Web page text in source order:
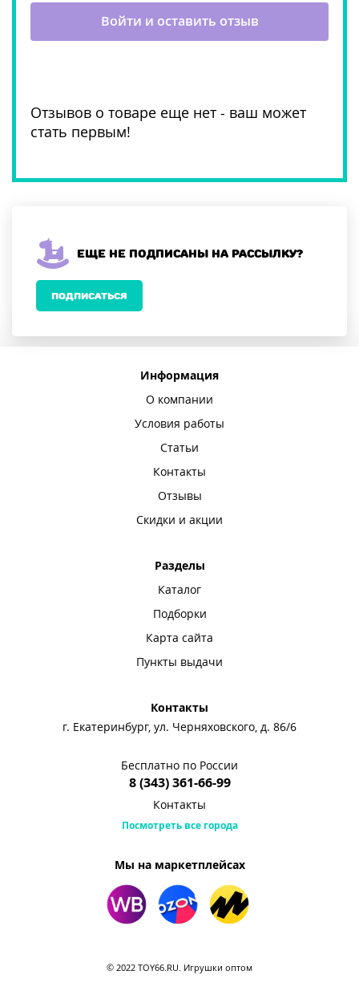
Отзывов о товаре еще нет - ваш может
стать первым!
Войти и оставить отзыв
Еще не подписаны на рассылку?
ПОДПИСАТЬСЯ
Информация
О компании
Условия работы
Статьи
Контакты
Отзывы
Скидки и акции
Разделы
Каталог
Подборки
Карта сайта
Пункты выдачи
Контакты
г. Екатеринбург, ул. Черняховского, д. 86/6
Бесплатно по России
8 (343) 361-66-99
Контакты
Посмотреть все города
Мы на маркетплейсах
© 2022 TOY66.RU. Игрушки оптом